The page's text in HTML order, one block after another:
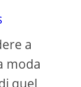
a
moda
quel